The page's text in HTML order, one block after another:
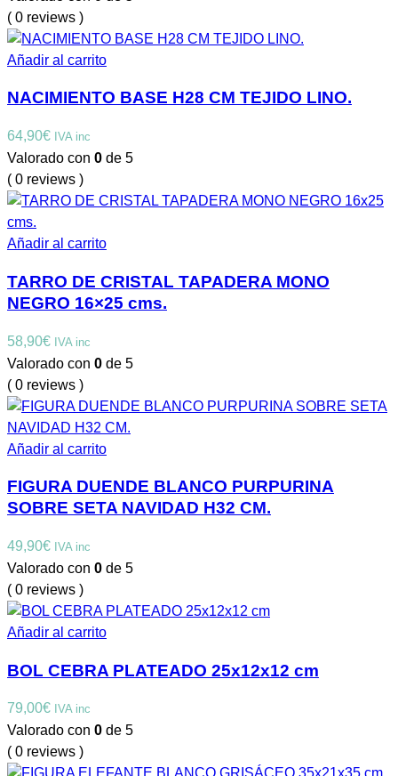
original
era:
69,90€.
es:
21,00€.
( 0 reviews )
Añadir al carrito
NACIMIENTO BASE H28 CM TEJIDO LINO.
64,90€ IVA inc
Valorado con 0 de 5
( 0 reviews )
Añadir al carrito
TARRO DE CRISTAL TAPADERA MONO
NEGRO 16×25 cms.
58,90€ IVA inc
Valorado con 0 de 5
( 0 reviews )
Añadir al carrito
FIGURA DUENDE BLANCO PURPURINA
SOBRE SETA NAVIDAD H32 CM.
49,90€ IVA inc
Valorado con 0 de 5
( 0 reviews )
Añadir al carrito
BOL CEBRA PLATEADO 25x12x12 cm
79,00€ IVA inc
Valorado con 0 de 5
( 0 reviews )